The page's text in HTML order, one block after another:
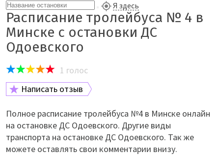
Я здесь
Расписание тролейбуса № 4 в
Минске с остановки ДС
Одоевского
1 голос
Написать отзыв
Полное расписание тролейбуса №4 в Минске онлайн
на остановке ДС Одоевского. Другие виды
транспорта на остановке ДС Одоевского. Так же
можете оставлять свои комментарии внизу.